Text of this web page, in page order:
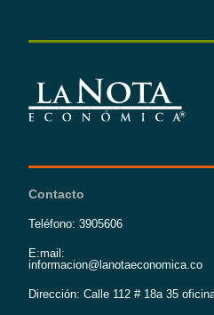
Contacto
Teléfono: 3905606
E:mail:
informacion@lanotaeconomica.co
Dirección: Calle 112 # 18a 35